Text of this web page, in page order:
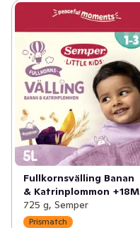
Fullkornsvälling Banan
& Katrinplommon +18M
725 g, Semper
Prismatch